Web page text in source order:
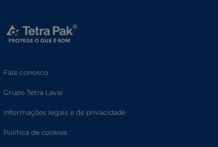
Fale conosco
Grupo Tetra Laval
Informações legais e de privacidade
Política de cookies